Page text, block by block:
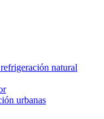
natural
urbanas